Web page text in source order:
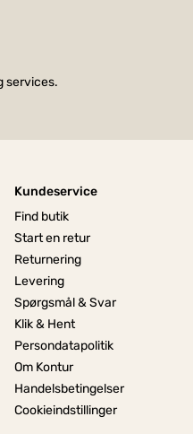
services.
Kundeservice
Find butik
Start en retur
Returnering
Levering
Spørgsmål & Svar
Klik & Hent
Persondatapolitik
Om Kontur
Handelsbetingelser
Cookieindstillinger